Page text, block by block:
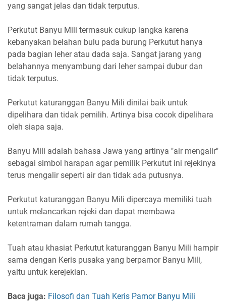
yang sangat jelas dan tidak terputus.
Perkutut Banyu Mili termasuk cukup langka karena
kebanyakan belahan bulu pada burung Perkutut hanya
pada bagian leher atau dada saja. Sangat jarang yang
belahannya menyambung dari leher sampai dubur dan
tidak terputus.
Perkutut katuranggan Banyu Mili dinilai baik untuk
dipelihara dan tidak pemilih. Artinya bisa cocok dipelihara
oleh siapa saja.
Banyu Mili adalah bahasa Jawa yang artinya "air mengalir"
sebagai simbol harapan agar pemilik Perkutut ini rejekinya
terus mengalir seperti air dan tidak ada putusnya.
Perkutut katuranggan Banyu Mili dipercaya memiliki tuah
untuk melancarkan rejeki dan dapat membawa
ketentraman dalam rumah tangga.
Tuah atau khasiat Perkutut katuranggan Banyu Mili hampir
sama dengan Keris pusaka yang berpamor Banyu Mili,
yaitu untuk kerejekian.
Baca juga: Filosofi dan Tuah Keris Pamor Banyu Mili